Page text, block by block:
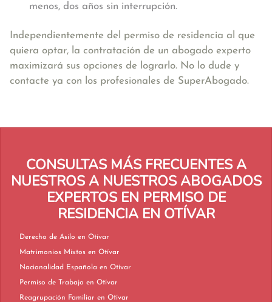
menos, dos años sin interrupción.
Independientemente del permiso de residencia al que
quiera optar, la contratación de un abogado experto
maximizará sus opciones de lograrlo. No lo dude y
contacte ya con los profesionales de SuperAbogado.
CONSULTAS MÁS FRECUENTES A
NUESTROS A NUESTROS ABOGADOS
EXPERTOS EN PERMISO DE
RESIDENCIA EN OTÍVAR
Derecho de Asilo en Otívar
Matrimonios Mixtos en Otívar
Nacionalidad Española en Otívar
Permiso de Trabajo en Otívar
Reagrupación Familiar en Otívar